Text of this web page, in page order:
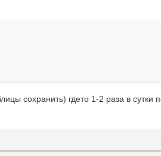
сохранить) гдето 1-2 раза в сутки